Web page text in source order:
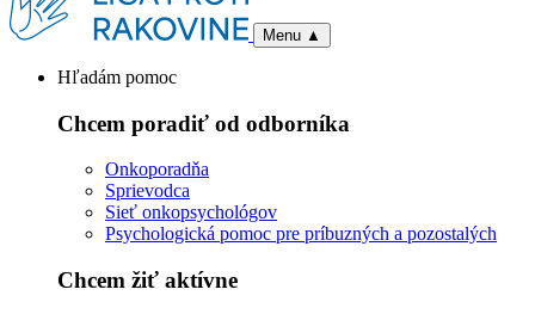
Menu ▲
Hľadám pomoc
Chcem poradiť od odborníka
Onkoporadňa
Sprievodca
Sieť onkopsychológov
Psychologická pomoc pre príbuzných a pozostalých
Chcem žiť aktívne